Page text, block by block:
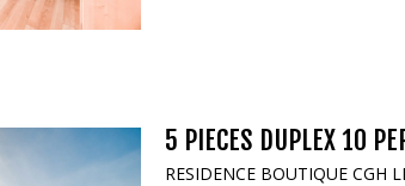
5 PIECES DUPLEX 10
RESIDENCE BOUTIQUE CGH